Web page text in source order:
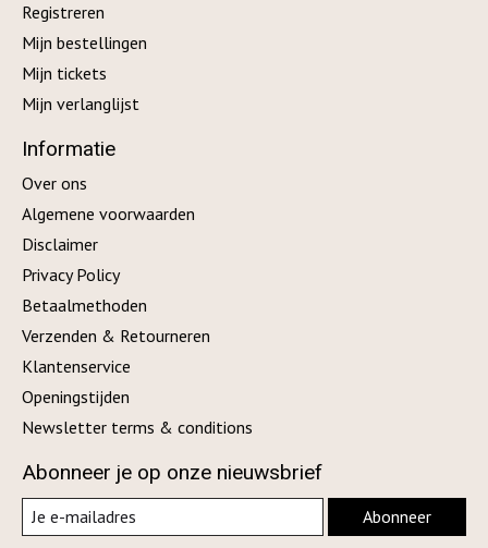
Registreren
Mijn bestellingen
Mijn tickets
Mijn verlanglijst
Informatie
Over ons
Algemene voorwaarden
Disclaimer
Privacy Policy
Betaalmethoden
Verzenden & Retourneren
Klantenservice
Openingstijden
Newsletter terms & conditions
Abonneer je op onze nieuwsbrief
Abonneer